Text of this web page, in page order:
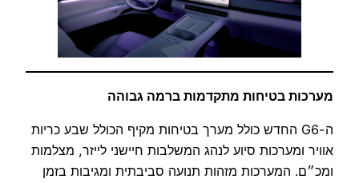
מערכות בטיחות מתקדמות ברמה גבוהה
ה-G6 החדש כולל מערך בטיחות מקיף הכולל שבע כריות
אוויר ומערכות סיוע לנהג המשלבות חיישני לייזר, מצלמות
ומכ״ם. המערכות מזהות תנועה סביבתית ומגיבות בזמן